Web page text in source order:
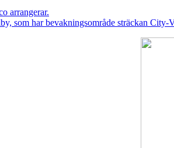
arrangerar.
som har bevakningsområde sträckan City-